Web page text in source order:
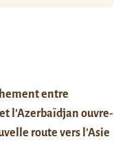
entre
l’Azerbaïdjan ouvre-
route vers l’Asie